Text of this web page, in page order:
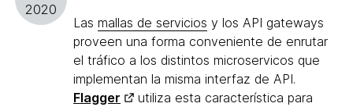
2020
Las mallas de servicios y los API gateways
proveen una forma conveniente de enrutar
el tráfico a los distintos microservicos que
implementan la misma interfaz de API.
Flagger
utiliza esta característica para